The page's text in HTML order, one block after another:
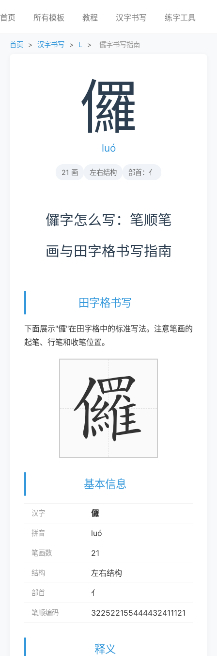
首页 所有模板 教程 汉字书写 练字工具
首页 > 汉字书写 > L > 儸字书写指南
儸
luó
21 画 左右结构 部首：亻
儸字怎么写：笔顺笔
画与田字格书写指南
田字格书写
下面展示"儸"在田字格中的标准写法。注意笔画的
起笔、行笔和收笔位置。
基本信息
汉字 儸
拼音 luó
笔画数 21
结构 左右结构
部首 亻
笔顺编码 322522155444432411121
释义